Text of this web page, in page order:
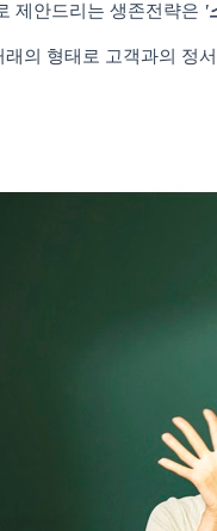
제안드리는 생존전략은 '
래의 형태로 고객과의 정